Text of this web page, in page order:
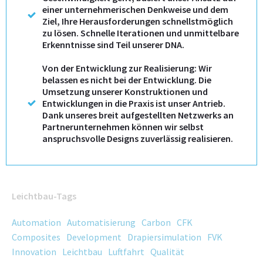
einer unternehmerischen Denkweise und dem
Ziel, Ihre Herausforderungen schnellstmöglich
zu lösen. Schnelle Iterationen und unmittelbare
Erkenntnisse sind Teil unserer DNA.
Von der Entwicklung zur Realisierung: Wir
belassen es nicht bei der Entwicklung. Die
Umsetzung unserer Konstruktionen und
Entwicklungen in die Praxis ist unser Antrieb.
Dank unseres breit aufgestellten Netzwerks an
Partnerunternehmen können wir selbst
anspruchsvolle Designs zuverlässig realisieren.
Leichtbau-Tags
Automation Automatisierung Carbon CFK
Composites Development Drapiersimulation FVK
Innovation Leichtbau Luftfahrt Qualität